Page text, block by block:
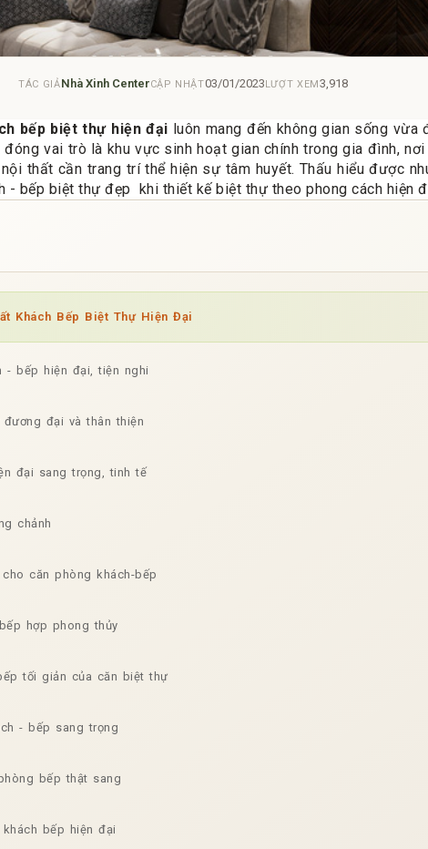
TÁC GIẢNhà Xinh CenterCẬP NHẬT03/01/2023LƯỢT XEM3,918
bếp biệt thự hiện đại luôn mang đến không gian sống
vai trò là khu vực sinh hoạt gian chính trong gia đình,
thất cần trang trí thể hiện sự tâm huyết. Thấu hiểu được
- bếp biệt thự đẹp khi thiết kế biệt thự theo phong cách hiện
Khách Bếp Biệt Thự Hiện Đại
- bếp hiện đại, tiện nghi
đại và thân thiện
đại sang trọng, tinh tế
chảnh
căn phòng khách-bếp
hợp phong thủy
tối giản của căn biệt thự
- bếp sang trọng
bếp thật sang
bếp hiện đại